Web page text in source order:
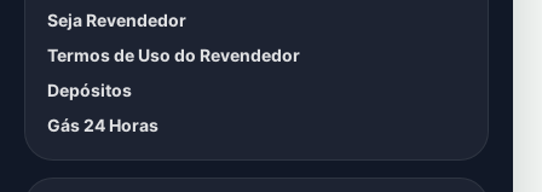
Seja Revendedor
Termos de Uso do Revendedor
Depósitos
Gás 24 Horas